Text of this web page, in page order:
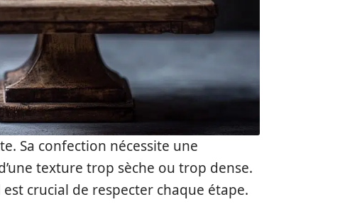
Sa confection nécessite une
texture trop sèche ou trop dense.
crucial de respecter chaque étape.